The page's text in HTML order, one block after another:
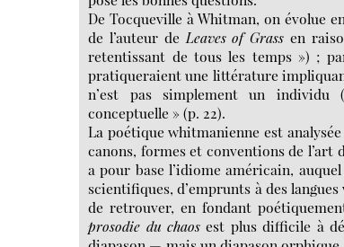
De Tocqueville à Whitman, on évolue
de l’auteur de Leaves of Grass en
retentissant de tous les temps ») ;
pratiqueraient une littérature
n’est pas simplement un individu
conceptuelle » (p. 22).
La poétique whitmanienne est
canons, formes et conventions de
a pour base l’idiome américain,
scientifiques, d’emprunts à des
de retrouver, en fondant
prosodie du chaosest plus difficile à